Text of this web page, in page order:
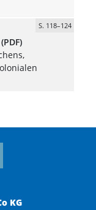
S. 118–124
KG